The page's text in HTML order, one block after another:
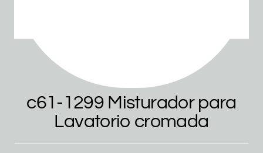
c61-1299 Misturador para
Lavatorio cromada